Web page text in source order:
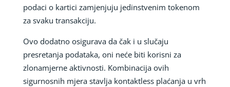
podaci o kartici zamjenjuju jedinstvenim tokenom
za svaku transakciju.
Ovo dodatno osigurava da čak i u slučaju
presretanja podataka, oni neće biti korisni za
zlonamjerne aktivnosti. Kombinacija ovih
sigurnosnih mjera stavlja kontaktless plaćanja u vrh